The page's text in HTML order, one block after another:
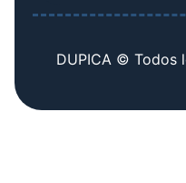
DUPICA © Todos